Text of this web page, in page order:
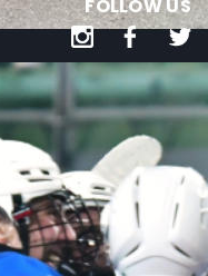
FOLLOW US